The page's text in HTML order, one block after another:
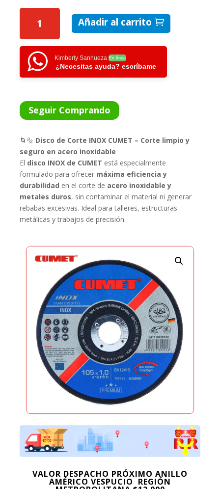
$1.745
DISCO
CORTE
INOX
CUMET
CANTIDAD
Añadir al carrito
Kimberly Sanhueza En línea
¿Necesitas ayuda? escríbame
Seguir Comprando
🌀🔩 Disco de Corte INOX CUMET – Corte limpio y
seguro en acero inoxidable
El disco INOX de CUMET está especialmente
formulado para ofrecer máxima eficiencia y
durabilidad en el corte de acero inoxidable y
metales duros, sin contaminar el material ni generar
rebabas excesivas. Ideal para talleres, estructuras
metálicas y trabajos de precisión.
VALOR DESPACHO PRÓXIMO ANILLO
AMÉRICO VESPUCIO REGIÓN